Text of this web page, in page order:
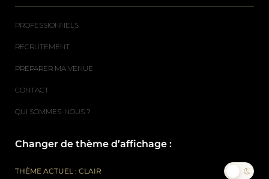
PROFESSIONNELS
RECRUTEMENT
PRÉPARER MA VENUE
CONTACT
QUI SOMMES-NOUS ?
Changer de thème d’affichage :
THÈME ACTUEL : CLAIR